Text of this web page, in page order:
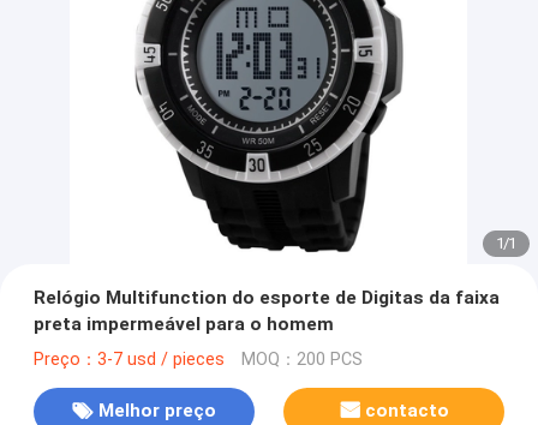
1/1
Relógio Multifunction do esporte de Digitas da faixa
preta impermeável para o homem
Preço：3-7 usd / pieces MOQ：200 PCS
Melhor preço contacto